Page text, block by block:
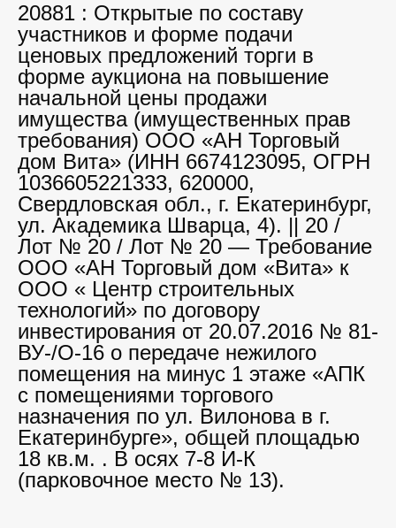
20881 : Открытые по составу
участников и форме подачи
ценовых предложений торги в
форме аукциона на повышение
начальной цены продажи
имущества (имущественных прав
требования) ООО «АН Торговый
дом Вита» (ИНН 6674123095, ОГРН
1036605221333, 620000,
Свердловская обл., г. Екатеринбург,
ул. Академика Шварца, 4). || 20 /
Лот № 20 / Лот № 20 — Требование
ООО «АН Торговый дом «Вита» к
ООО « Центр строительных
технологий» по договору
инвестирования от 20.07.2016 № 81-
ВУ-/О-16 о передаче нежилого
помещения на минус 1 этаже «АПК
с помещениями торгового
назначения по ул. Вилонова в г.
Екатеринбурге», общей площадью
18 кв.м. . В осях 7-8 И-К
(парковочное место № 13).